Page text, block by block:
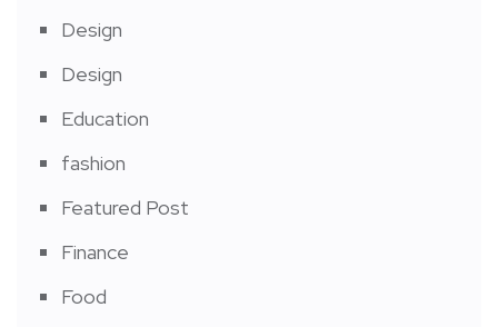
Design
Design
Education
fashion
Featured Post
Finance
Food